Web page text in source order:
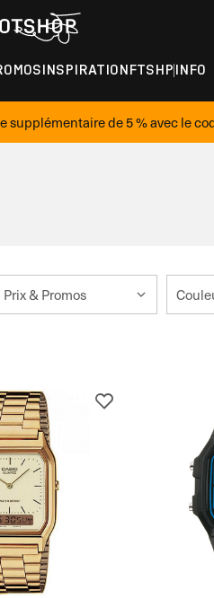
INSPIRATIONFTSHP INFO
supplémentaire de 5 % avec le
Prix & Promos